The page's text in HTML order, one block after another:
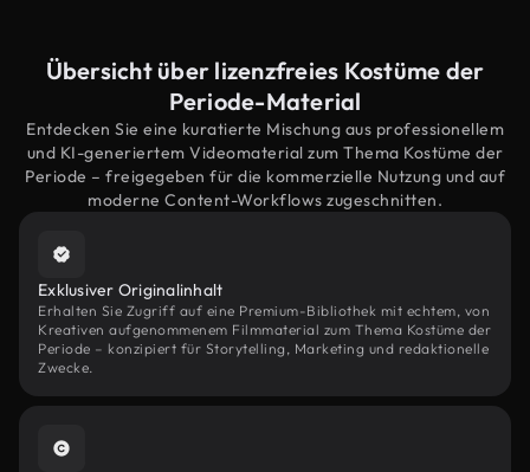
Übersicht über lizenzfreies Kostüme der
Periode-Material
Entdecken Sie eine kuratierte Mischung aus professionellem
und KI-generiertem Videomaterial zum Thema Kostüme der
Periode – freigegeben für die kommerzielle Nutzung und auf
moderne Content-Workflows zugeschnitten.
Exklusiver Originalinhalt
Erhalten Sie Zugriff auf eine Premium-Bibliothek mit echtem, von
Kreativen aufgenommenem Filmmaterial zum Thema Kostüme der
Periode – konzipiert für Storytelling, Marketing und redaktionelle
Zwecke.